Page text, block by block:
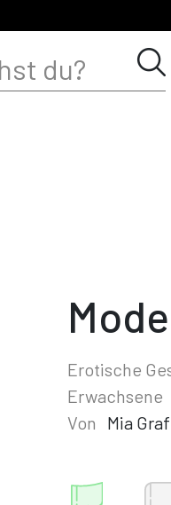
Erotische
Erwachsene
Von
Mia Graf